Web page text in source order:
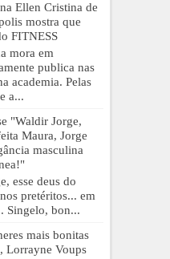
Ellen Cristina de
mostra que
FITNESS
mora em
publica nas
academia. Pelas
a...
"Waldir Jorge,
Maura, Jorge
masculina
esse deus do
pretéritos... em
Singelo, bon...
mais bonitas
Lorrayne Voups